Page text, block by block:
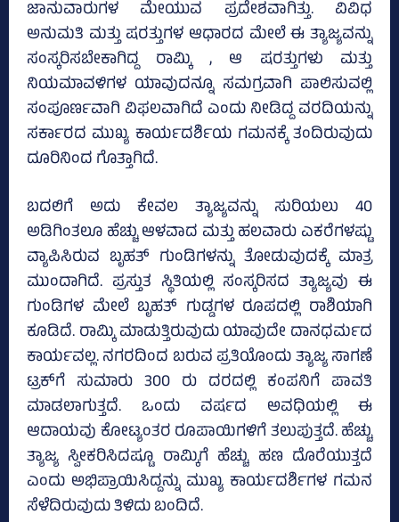
ಜಾನುವಾರುಗಳ ಮೇಯುವ ಪ್ರದೇಶವಾಗಿತ್ತು. ವಿವಿಧ
ಅನುಮತಿ ಮತ್ತು ಷರತ್ತುಗಳ ಆಧಾರದ ಮೇಲೆ ಈ ತ್ಯಾಜ್ಯವನ್ನು
ಸಂಸ್ಕರಿಸಬೇಕಾಗಿದ್ದ ರಾಮ್ಕಿ , ಆ ಷರತ್ತುಗಳು ಮತ್ತು
ನಿಯಮಾವಳಿಗಳ ಯಾವುದನ್ನೂ ಸಮಗ್ರವಾಗಿ ಪಾಲಿಸುವಲ್ಲಿ
ಸಂಪೂರ್ಣವಾಗಿ ವಿಫಲವಾಗಿದೆ ಎಂದು ನೀಡಿದ್ದ ವರದಿಯನ್ನು
ಸರ್ಕಾರದ ಮುಖ್ಯ ಕಾರ್ಯದರ್ಶಿಯ ಗಮನಕ್ಕೆ ತಂದಿರುವುದು
ದೂರಿನಿಂದ ಗೊತ್ತಾಗಿದೆ.
ಬದಲಿಗೆ ಅದು ಕೇವಲ ತ್ಯಾಜ್ಯವನ್ನು ಸುರಿಯಲು 40
ಅಡಿಗಿಂತಲೂ ಹೆಚ್ಚು ಆಳವಾದ ಮತ್ತು ಹಲವಾರು ಎಕರೆಗಳಷ್ಟು
ವ್ಯಾಪಿಸಿರುವ ಬೃಹತ್ ಗುಂಡಿಗಳನ್ನು ತೋಡುವುದಕ್ಕೆ ಮಾತ್ರ
ಮುಂದಾಗಿದೆ. ಪ್ರಸ್ತುತ ಸ್ಥಿತಿಯಲ್ಲಿ ಸಂಸ್ಕರಿಸದ ತ್ಯಾಜ್ಯವು ಈ
ಗುಂಡಿಗಳ ಮೇಲೆ ಬೃಹತ್ ಗುಡ್ಡಗಳ ರೂಪದಲ್ಲಿ ರಾಶಿಯಾಗಿ
ಕೂಡಿದೆ. ರಾಮ್ಕಿ ಮಾಡುತ್ತಿರುವುದು ಯಾವುದೇ ದಾನಧರ್ಮದ
ಕಾರ್ಯವಲ್ಲ. ನಗರದಿಂದ ಬರುವ ಪ್ರತಿಯೊಂದು ತ್ಯಾಜ್ಯ ಸಾಗಣೆ
ಟ್ರಕ್‌ಗೆ ಸುಮಾರು 300 ರು ದರದಲ್ಲಿ ಕಂಪನಿಗೆ ಪಾವತಿ
ಮಾಡಲಾಗುತ್ತದೆ. ಒಂದು ವರ್ಷದ ಅವಧಿಯಲ್ಲಿ ಈ
ಆದಾಯವು ಕೋಟ್ಯಂತರ ರೂಪಾಯಿಗಳಿಗೆ ತಲುಪುತ್ತದೆ. ಹೆಚ್ಚು
ತ್ಯಾಜ್ಯ ಸ್ವೀಕರಿಸಿದಷ್ಟೂ ರಾಮ್ಕಿಗೆ ಹೆಚ್ಚು ಹಣ ದೊರೆಯುತ್ತದೆ
ಎಂದು ಅಭಿಪ್ರಾಯಿಸಿದ್ದನ್ನು ಮುಖ್ಯ ಕಾರ್ಯದರ್ಶಿಗಳ ಗಮನ
ಸೆಳೆದಿರುವುದು ತಿಳಿದು ಬಂದಿದೆ.